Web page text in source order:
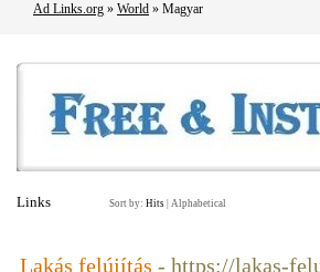
Ad Links.org » World » Magyar
Links Sort by: Hits Alphabetical
Lakás felújítás - https://lakas-